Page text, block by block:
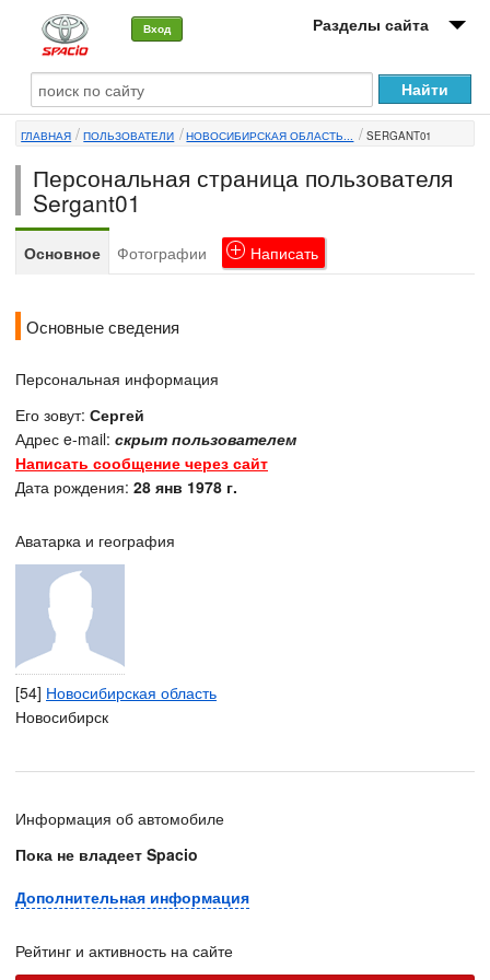
Вход Разделы сайта
О машине
Автоклуб
Форумы
Сервисы и услуги
ГЛАВНАЯ ПОЛЬЗОВАТЕЛИ НОВОСИБИРСКАЯ ОБЛАСТЬ... SERGANT01
Персональная страница пользователя
Sergant01
Основное Фотографии Написать
Основные сведения
Персональная информация
Его зовут: Сергей
Адрес e-mail: скрыт пользователем
Написать сообщение через сайт
Дата рождения: 28 янв 1978 г.
Аватарка и география
[54] Новосибирская область
Новосибирск
Информация об автомобиле
Пока не владеет Spacio
Дополнительная информация
Рейтинг и активность на сайте